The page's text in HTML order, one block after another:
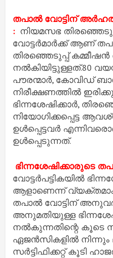
തപാൽ വോട്ടിന്
: നിയമസഭ
വോട്ടർമാർക്ക് ആണ്
തിരഞ്ഞെടുപ്പ്
നൽകിയിട്ടുള്ളത്.80
പൗരന്മാർ, കോവിഡ്
നിരീക്ഷണത്തിൽ
ഭിന്നശേഷിക്കാർ,
നിയോഗിക്കപ്പെട്ട
ഉൾപ്പെട്ടവർ
ഉൾപ്പെടുന്നത്.
ഭിന്നശേഷിക്കാരുടെ
വോട്ടർപട്ടികയിൽ
ആളാണെന്ന്
തപാൽ വോട്ടിന്
അനുമതിയുള്ള
നൽകുന്നതിന്റെ കൂടെ
ഏജൻസികളിൽ നിന്നും
സർട്ടിഫിക്കറ്റ് കൂടി